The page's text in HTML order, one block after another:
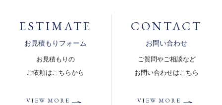
ESTIMATE
お見積もりフォーム
お見積もりの
ご依頼はこちらから
VIEW MORE
CONTACT
お問い合わせ
ご質問やご相談など
お問い合わせはこちら
VIEW MORE